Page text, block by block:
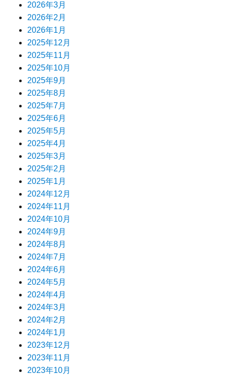
2026年3月
2026年2月
2026年1月
2025年12月
2025年11月
2025年10月
2025年9月
2025年8月
2025年7月
2025年6月
2025年5月
2025年4月
2025年3月
2025年2月
2025年1月
2024年12月
2024年11月
2024年10月
2024年9月
2024年8月
2024年7月
2024年6月
2024年5月
2024年4月
2024年3月
2024年2月
2024年1月
2023年12月
2023年11月
2023年10月